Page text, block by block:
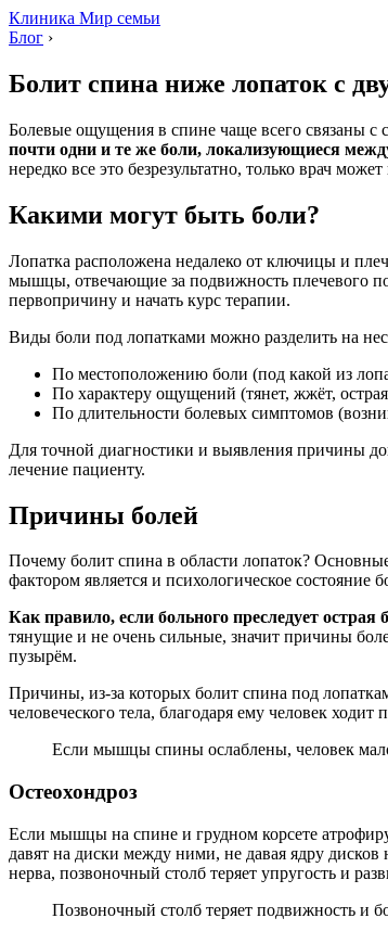
Клиника Мир семьи
Блог ›
Болит спина ниже лопаток с
Болевые ощущения в спине чаще всего связаны с
почти одни и те же боли, локализующиеся
нередко все это безрезультатно, только врач
Какими могут быть боли?
Лопатка расположена недалеко от ключицы и
мышцы, отвечающие за подвижность плечевого
первопричину и начать курс терапии.
Виды боли под лопатками можно разделить на
По местоположению боли (под какой из
По характеру ощущений (тянет, жжёт,
По длительности болевых симптомов
Для точной диагностики и выявления причины
лечение пациенту.
Причины болей
Почему болит спина в области лопаток?
фактором является и психологическое состояние
Как правило, если больного преследует
тянущие и не очень сильные, значит причины
пузырём.
Причины, из-за которых болит спина под
человеческого тела, благодаря ему человек
Если мышцы спины ослаблены, человек
Остеохондроз
Если мышцы на спине и грудном корсете
давят на диски между ними, не давая ядру
нерва, позвоночный столб теряет упругость и
Позвоночный столб теряет подвижность и